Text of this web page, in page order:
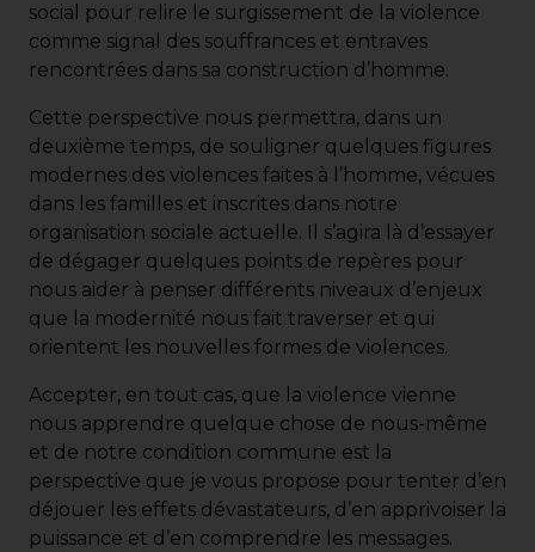
social pour relire le surgissement de la violence
comme signal des souffrances et entraves
rencontrées dans sa construction d’homme.
Cette perspective nous permettra, dans un
deuxième temps, de souligner quelques figures
modernes des violences faites à l’homme, vécues
dans les familles et inscrites dans notre
organisation sociale actuelle. Il s’agira là d’essayer
de dégager quelques points de repères pour
nous aider à penser différents niveaux d’enjeux
que la modernité nous fait traverser et qui
orientent les nouvelles formes de violences.
Accepter, en tout cas, que la violence vienne
nous apprendre quelque chose de nous-même
et de notre condition commune est la
perspective que je vous propose pour tenter d’en
déjouer les effets dévastateurs, d’en apprivoiser la
puissance et d’en comprendre les messages.